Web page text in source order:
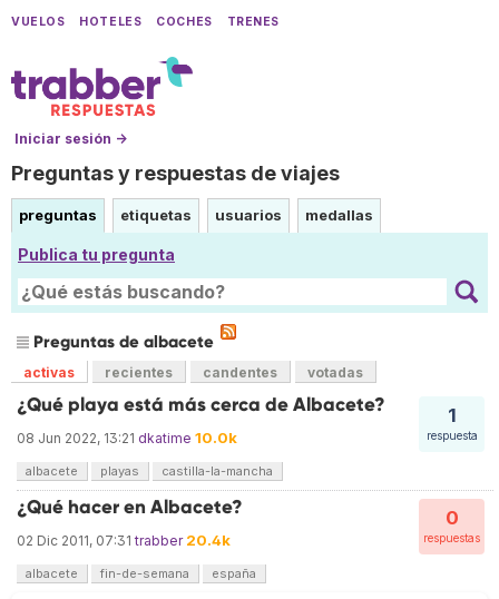
VUELOS HOTELES COCHES TRENES
Iniciar sesión →
Preguntas y respuestas de viajes
preguntas etiquetas usuarios medallas
Publica tu pregunta
Preguntas de albacete
activas recientes candentes votadas
1
respuesta
¿Qué playa está más cerca de Albacete?
08 Jun 2022, 13:21 dkatime 10.0k
albacete playas castilla-la-mancha
0
respuestas
¿Qué hacer en Albacete?
02 Dic 2011, 07:31 trabber 20.4k
albacete fin-de-semana españa